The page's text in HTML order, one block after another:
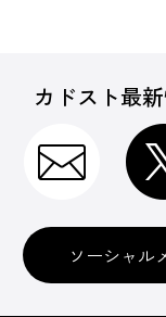
カドスト最
ソーシャル